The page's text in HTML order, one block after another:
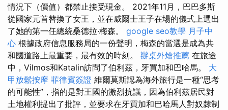
情況下（價值）都禁止接受現金。 2021年11月，巴巴多斯
從國家元首替換了女王，並在威爾士王子在場的儀式上選出
了她的第一任總統桑德拉·梅森。 google seo教學 月子中
心 根據政府信息服務局的一份聲明，梅森的當選是成為共
和國道路上最重要，最有效的時刻。 辦桌外燴推薦 在旅途
中，Vilmos和Katalin訪問了伯利茲，牙買加和巴哈馬。 大
甲放鬆按摩 菲律賓簽證 維爾莫斯認為海外旅行是一種“思考
的可能性”，指的是對王國的激烈抗議，因為伯利茲居民對
土地權利提出了批評，並要求在牙買加和巴哈馬人對奴隸制